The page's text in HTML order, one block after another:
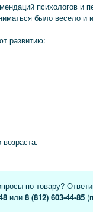
психологов и
было весело и
развитию:
по товару?
или8 (812) 603-44-85